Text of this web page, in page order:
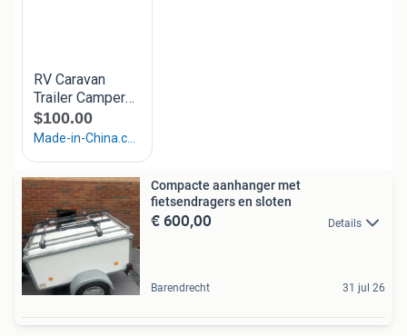
Compacte aanhanger met
fietsendragers en sloten
€ 600,00 Details
Barendrecht 31 jul 26